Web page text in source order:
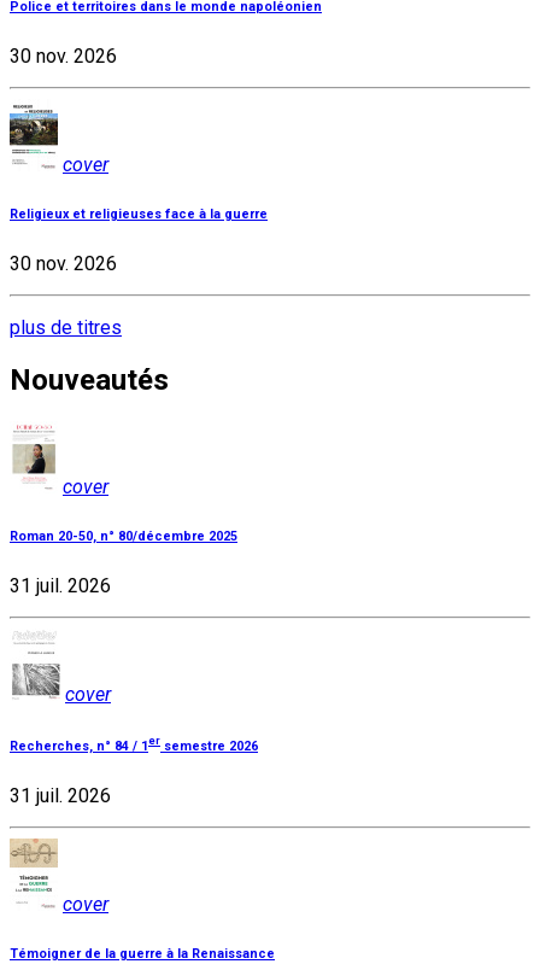
Police et territoires dans le monde napoléonien
30 nov. 2026
cover
Religieux et religieuses face à la guerre
30 nov. 2026
plus de titres
Nouveautés
cover
Roman 20-50, n° 80/décembre 2025
31 juil. 2026
cover
Recherches, n° 84 / 1 er semestre 2026
31 juil. 2026
cover
Témoigner de la guerre à la Renaissance